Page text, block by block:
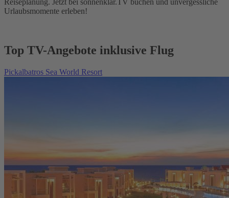
Urlaubsmomente erleben!
Top TV-Angebote inklusive Flug
Pickalbatros Sea World Resort